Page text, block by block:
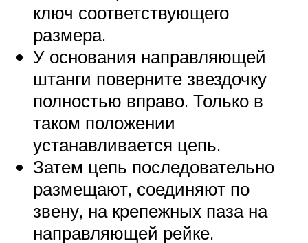
ключ соответствующего
размера.
У основания направляющей
штанги поверните звездочку
полностью вправо. Только в
таком положении
устанавливается цепь.
Затем цепь последовательно
размещают, соединяют по
звену, на крепежных паза на
направляющей рейке.